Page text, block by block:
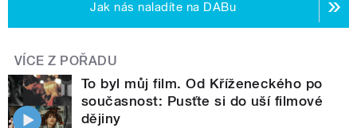
Jak nás naladíte na DABu
VÍCE Z POŘADU
To byl můj film. Od Kříženeckého po
současnost: Pusťte si do uší filmové
dějiny